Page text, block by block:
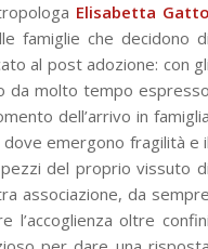
Elisabetta Gatto
famiglie che decidono di
al post adozione: con gli
da molto tempo espresso
dell’arrivo in famiglia
emergono fragilità e il
del proprio vissuto di
associazione, da sempre
l’accoglienza oltre confini